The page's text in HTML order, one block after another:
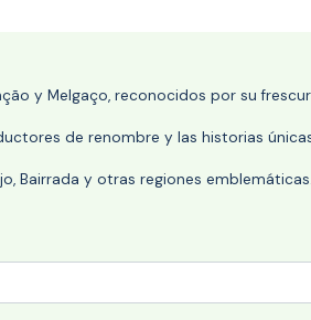
y Melgaço, reconocidos por su
de renombre y las historias
Bairrada y otras regiones emblemáticas.